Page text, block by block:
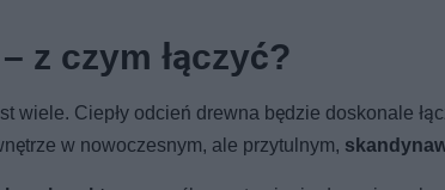
z czym łączyć?
Ciepły odcień drewna będzie doskonale
w nowoczesnym, ale przytulnym,